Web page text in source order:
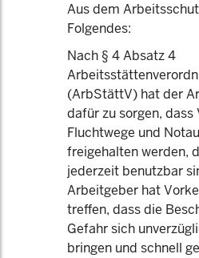
Aus dem
Folgendes:
Nach § 4 Absatz 4
(ArbStättV) hat der
dafür zu sorgen, dass
Fluchtwege und
freigehalten werden,
jederzeit benutzbar
Arbeitgeber hat
treffen, dass die
Gefahr sich
bringen und schnell